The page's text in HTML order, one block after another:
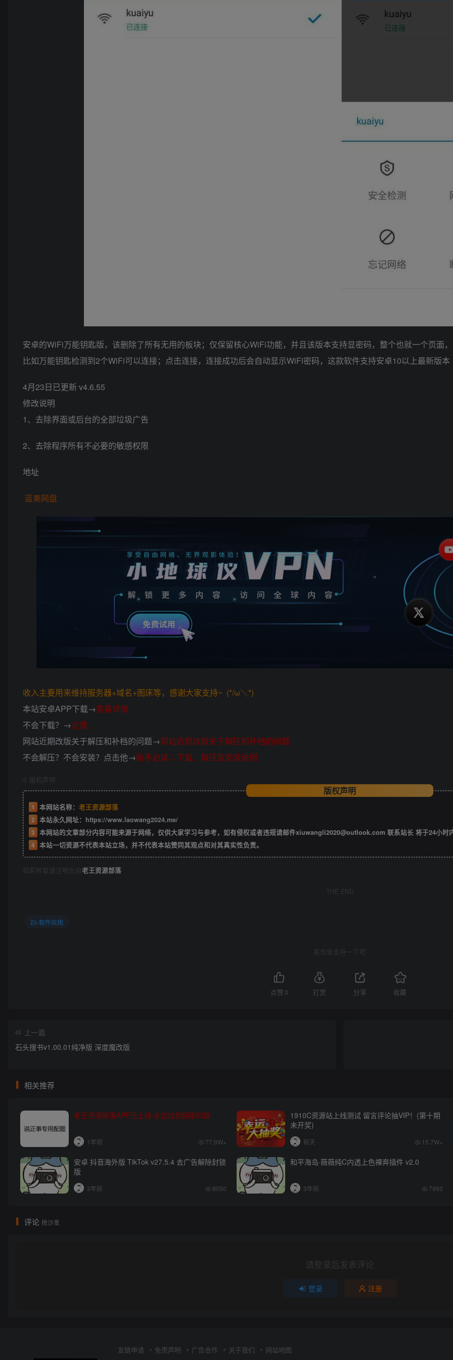
安卓的WiFi万能钥匙版，该删除了所有无用的板块；仅保留核心WiFi功能，并且该版本支持显密码，整个也就一个页面
比如万能钥匙检测到2个WiFi可以连接；点击连接，连接成功后会自动显示WiFi密码，这款软件支持安卓10以上最新版本
4月23日已更新 v4.6.55
修改说明
1、去除界面或后台的全部垃圾广告
2、去除程序所有不必要的敏感权限
地址
蓝奏网盘
收入主要用来维持服务器+域名+图床等，感谢大家支持~ (*/ω＼*)
本站安卓APP下载→查看详情
不会下载？→点我
网站近期改版关于解压和补档的问题→网站近期改版关于解压和补档的问题
不会解压？不会安装？点击他→新手必读∴下载、解压及安装说明
版权声明
版权声明
1 本网站名称： 老王资源部落
2 本站永久网址： https://www.laowang2024.me/
3 本网站的文章部分内容可能来源于网络，仅供大家学习与参考，如有侵权或者违规请邮件xiuwangli2020@outlook.com 联系站长 将于24小时
4 本站一切资源不代表本站立场，并不代表本站赞同其观点和对其真实性负责。
如若转载请注明出自老王资源部落
THE END
软件应用
喜欢就支持一下吧
点赞 0 打赏 分享 收藏
上一篇
石头搜书v1.00.01纯净版 深度魔改版
相关推荐
老王资源部落APP已上线-永远找到回家的路
1年前 77.9W+
1910C资源站上线测试 留言评论抽VIP！(第十期
未开奖)
前天 15.7W+
安卓 抖音海外版 TikTok v27.5.4 去广告解除封锁
版
3年前 8050
和平海岛·薇薇纯C内透上色裸奔插件 v2.0
3年前 7993
评论 抢沙发
请登录后发表评论
登录 注册
友链申请 免责声明 广告合作 关于我们 网站地图